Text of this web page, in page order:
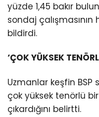
yüzde 1,45 bakır
sondaj
bildirdi.
‘ÇOK YÜKSEK
Uzmanlar keşfin BSP
çok yüksek tenörlü
çıkardığını belirtti.